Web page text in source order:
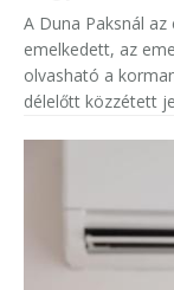
A Duna Paksnál
emelkedett, az
olvasható a
délelőtt közzétett